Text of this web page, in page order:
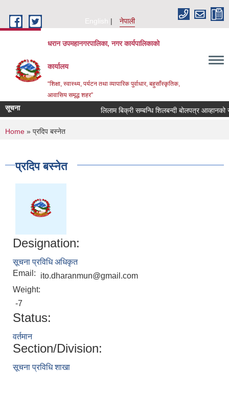
English
नेपाली
धरान उपमहानगरपालिका, नगर कार्यपालिकाको
कार्यालय
“शिक्षा, स्वास्थ्य, पर्यटन तथा व्यापारिक पुर्वाधार, बहुसाँस्कृतिक,
आवासिय समृद्ध शहर”
सूचना लिलाम बिक्री सम्बन्धि शिलबन्दी
You are here
Home » प्रदिप बस्नेत
प्रदिप बस्नेत
Designation:
सूचना प्रविधि अधिकृत
Email:
ito.dharanmun@gmail.com
Weight:
-7
Status:
वर्तमान
Section/Division:
सूचना प्रविधि शाखा